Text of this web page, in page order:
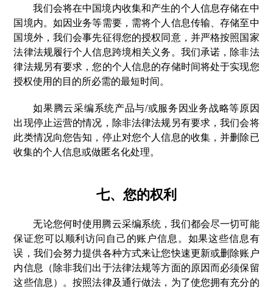
我们会将在中国境内收集和产生的个人信息存储在中
国境内。如因业务等需要，需将个人信息传输、存储至中
国境外，我们会事先征得您的授权同意，并严格按照国家
法律法规履行个人信息跨境相关义务。我们承诺，除非法
律法规另有要求，您的个人信息的存储时间将处于实现您
授权使用的目的所必需的最短时间。
如果腾云采编系统产品与/或服务因业务战略等原因
出现停止运营的情况，除非法律法规另有要求，我们会将
此类情况向您告知，停止对您个人信息的收集，并删除已
收集的个人信息或做匿名化处理。
七、您的权利
无论您何时使用腾云采编系统，我们都会尽一切可能
保证您可以顺利访问自己的账户信息。如果这些信息有
误，我们会努力提供各种方式来让您快速更新或删除账户
内信息（除非我们出于法律法规等方面的原因而必须保留
这些信息）。按照法律及通行做法，为了使您拥有充分的